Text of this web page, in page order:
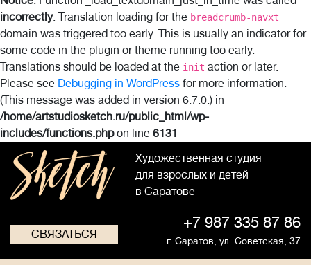
incorrectly. Translation loading for the breadcrumb-navxt
domain was triggered too early. This is usually an indicator for
some code in the plugin or theme running too early.
Translations should be loaded at the init action or later.
Please see Debugging in WordPress for more information.
(This message was added in version 6.7.0.) in
/home/artstudiosketch.ru/public_html/wp-
includes/functions.phpon line 6131
Художественная студия
для взрослых и детей
в Саратове
СВЯЗАТЬСЯ
+7 987 335 87 86
г. Саратов, ул. Советская, 37